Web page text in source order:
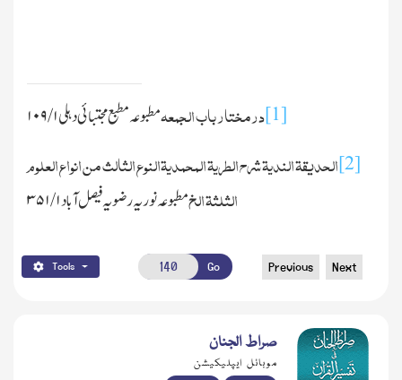
[1]درمختار باب الجمعہمطبوعہ مطبع مجتبائی دہلی۱ / ۱۰۹
[2]الحدیقۃ الندیۃ شرح الطریۃ المحمدیۃالنوع الثالث من انواع العلوم
الثلثۃ الخمطبوعہ نوریہ رضویہ فیصل آباد۱ / ۳۵۱
Tools Go Previous Next
صراط الجنان
موبائل ایپلیکیشن